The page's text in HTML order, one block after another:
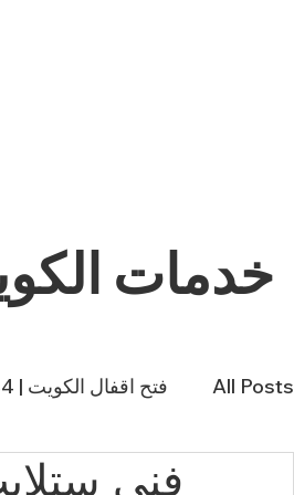
خدمات
All Posts فتح اقفال الكويت | 66214144
فني تكييف | 98943366